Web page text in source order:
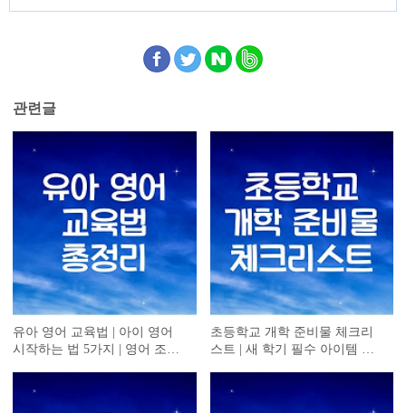
관련글
유아 영어 교육법 | 아이 영어
시작하는 법 5가지 | 영어 조기
초등학교 개학 준비물 체크리
스트 | 새 학기 필수 아이템 정